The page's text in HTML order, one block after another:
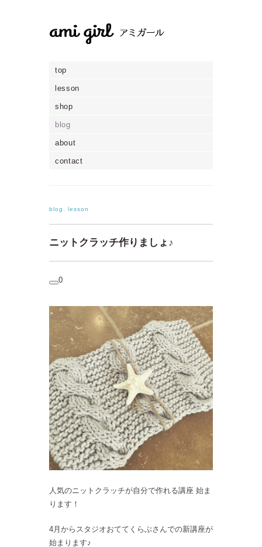
top
lesson
shop
blog
about
contact
blog lesson
ニットクラッチ作りましょ♪
0
人気のニットクラッチが自分で作れる講座 始ま
ります！
4月からスタジオおててくらぶさんでの新講座が
始まります♪